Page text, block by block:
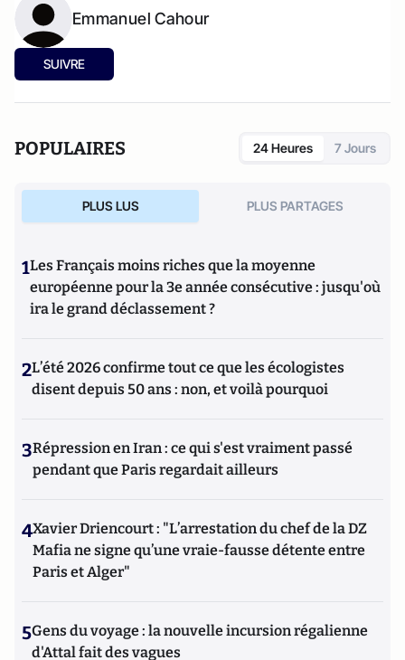
Emmanuel Cahour
SUIVRE
POPULAIRES 24 Heures 7 Jours
PLUS LUS PLUS PARTAGES
1Les Français moins riches que la moyenne
européenne pour la 3e année consécutive : jusqu'où
ira le grand déclassement ?
2L’été 2026 confirme tout ce que les écologistes
disent depuis 50 ans : non, et voilà pourquoi
3Répression en Iran : ce qui s'est vraiment passé
pendant que Paris regardait ailleurs
4Xavier Driencourt : "L’arrestation du chef de la DZ
Mafia ne signe qu’une vraie-fausse détente entre
Paris et Alger"
5Gens du voyage : la nouvelle incursion régalienne
d'Attal fait des vagues